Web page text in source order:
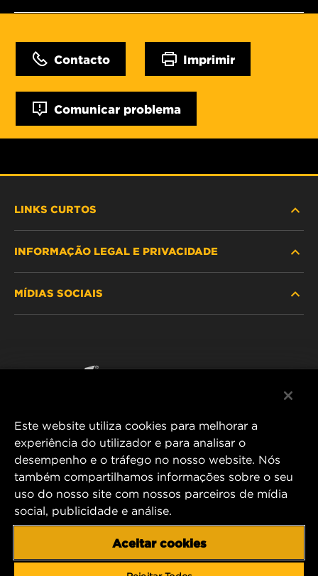
Contacto Imprimir
Comunicar problema
LINKS CURTOS
PROCURE O FILTRO
ONDE COMPRAR
CONTACTE NOS
INFORMAÇÃO LEGAL E PRIVACIDADE
MÍDIAS SOCIAIS
MANN+HUMMEL FT Poland
ul. Wrocławska 145,
63-800 GOSTYŃ, POLAND
Tel. +48 65 572 89 00
E-mail:info@mann-hummel.com
MANN+HUMMEL GROUP
Este website utiliza cookies para melhorar a
experiência do utilizador e para analisar o
desempenho e o tráfego no nosso website. Nós
também compartilhamos informações sobre o seu
uso do nosso site com nossos parceiros de mídia
social, publicidade e análise.
Aceitar cookies